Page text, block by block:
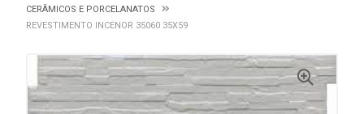
CERÂMICOS E PORCELANATOS
REVESTIMENTO INCENOR 35060 35X59